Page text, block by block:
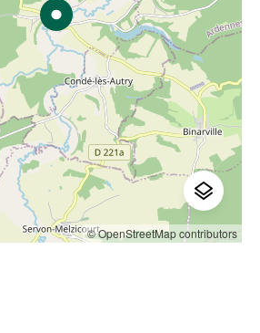
© OpenStreetMap contributors